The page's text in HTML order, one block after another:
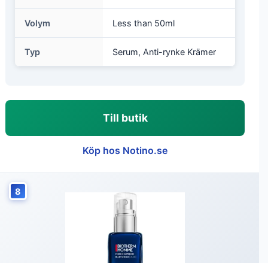
Volym Less than 50ml
Typ Serum, Anti-rynke Krämer
Till butik
Köp hos Notino.se
8